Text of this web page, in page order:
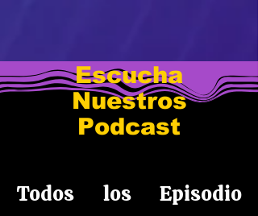
Escucha
Nuestros
Podcast
Todos los Episodio